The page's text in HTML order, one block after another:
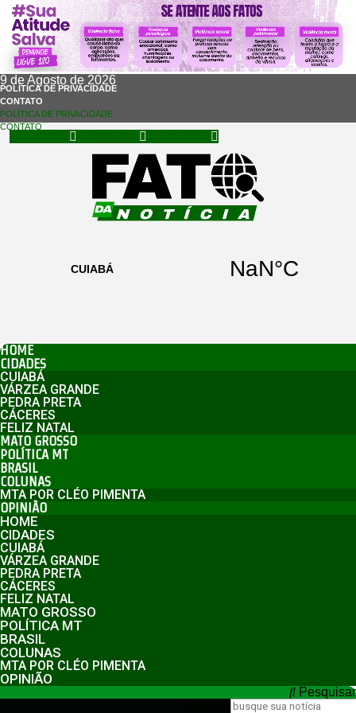
9 de Agosto de 2026
POLÍTICA DE PRIVACIDADE
CONTATO
POLÍTICA DE PRIVACIDADE
CONTATO
HOME
CIDADES
CUIABÁ
VÁRZEA GRANDE
PEDRA PRETA
CÁCERES
FELIZ NATAL
MATO GROSSO
POLÍTICA MT
BRASIL
COLUNAS
MTA POR CLÉO PIMENTA
OPINIÃO
HOME
CIDADES
CUIABÁ
VÁRZEA GRANDE
PEDRA PRETA
CÁCERES
FELIZ NATAL
MATO GROSSO
POLÍTICA MT
BRASIL
COLUNAS
MTA POR CLÉO PIMENTA
OPINIÃO
Pesquisar